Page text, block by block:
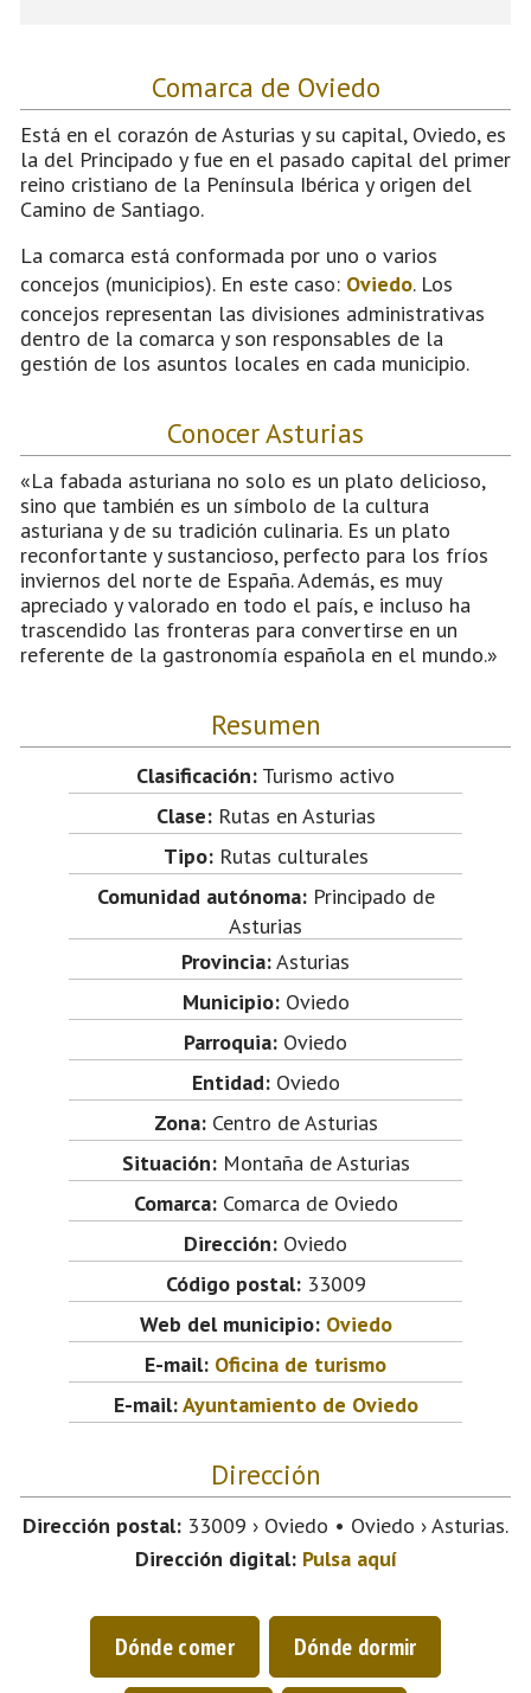
Comarca de Oviedo
Está en el corazón de Asturias y su capital, Oviedo, es
la del Principado y fue en el pasado capital del primer
reino cristiano de la Península Ibérica y origen del
Camino de Santiago.
La comarca está conformada por uno o varios
concejos (municipios). En este caso: Oviedo. Los
concejos representan las divisiones administrativas
dentro de la comarca y son responsables de la
gestión de los asuntos locales en cada municipio.
Conocer Asturias
«La fabada asturiana no solo es un plato delicioso,
sino que también es un símbolo de la cultura
asturiana y de su tradición culinaria. Es un plato
reconfortante y sustancioso, perfecto para los fríos
inviernos del norte de España. Además, es muy
apreciado y valorado en todo el país, e incluso ha
trascendido las fronteras para convertirse en un
referente de la gastronomía española en el mundo.»
Resumen
Clasificación: Turismo activo
Clase:Rutas en Asturias
Tipo:Rutas culturales
Comunidad autónoma:Principado de
Asturias
Provincia:Asturias
Municipio:Oviedo
Parroquia: Oviedo
Entidad:Oviedo
Zona:Centro de Asturias
Situación:Montaña de Asturias
Comarca:Comarca de Oviedo
Dirección: Oviedo
Código postal:33009
Web del municipio: Oviedo
E-mail: Oficina de turismo
E-mail:Ayuntamiento de Oviedo
Dirección
Dirección postal: 33009 › Oviedo • Oviedo › Asturias.
Dirección digital: Pulsa aquí
Dónde comer Dónde dormir